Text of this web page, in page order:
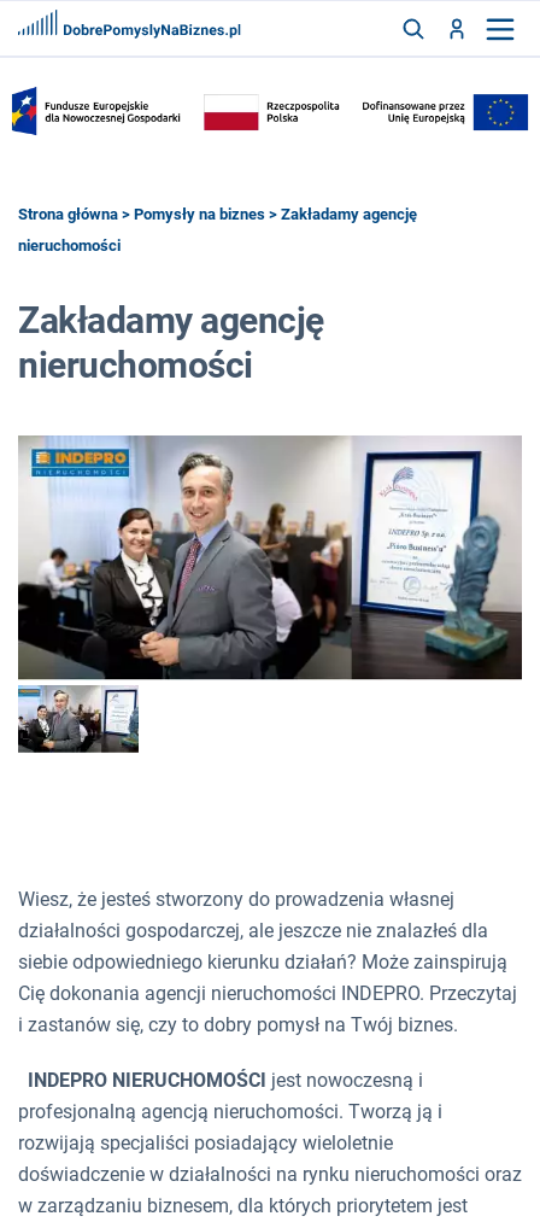
ZAREJESTRUJ
FRANCZYZY
Strona główna > Pomysły na biznes > Zakładamy agencję
nieruchomości
Zakładamy agencję
nieruchomości
Wiesz, że jesteś stworzony do prowadzenia własnej
działalności gospodarczej, ale jeszcze nie znalazłeś dla
siebie odpowiedniego kierunku działań? Może zainspirują
Cię dokonania agencji nieruchomości INDEPRO. Przeczytaj
i zastanów się, czy to dobry pomysł na Twój biznes.
INDEPRO NIERUCHOMOŚCI jest nowoczesną i
profesjonalną agencją nieruchomości. Tworzą ją i
rozwijają specjaliści posiadający wieloletnie
doświadczenie w działalności na rynku nieruchomości oraz
w zarządzaniu biznesem, dla których priorytetem jest